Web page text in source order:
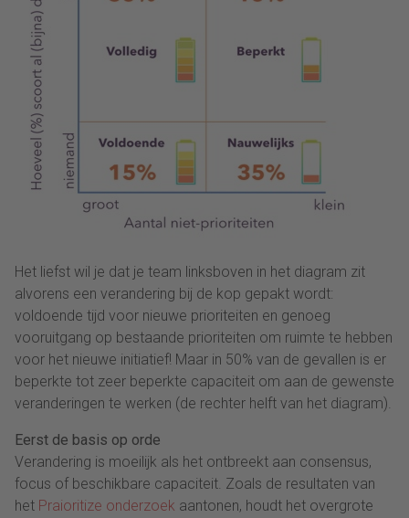
Het liefst wil je dat je team linksboven in het diagram zit
alvorens een verandering bij de kop gepakt wordt:
voldoende tijd voor nieuwe prioriteiten en genoeg
vooruitgang op bestaande prioriteiten om ruimte te hebben
voor het nieuwe initiatief! Maar in 50% van de gevallen is er
beperkte tot zeer beperkte capaciteit om aan de gewenste
veranderingen te werken (de rechter helft van het diagram).
Eerst de basis op orde
Verandering is moeilijk als het ontbreekt aan consensus,
focus of beschikbare capaciteit. Zoals de resultaten van
het Praioritize onderzoek aantonen, houdt het overgrote